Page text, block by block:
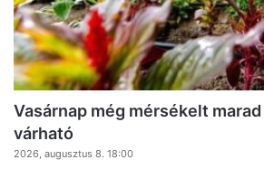
Vasárnap még mérsékelt
várható
2026, augusztus 8. 18:00